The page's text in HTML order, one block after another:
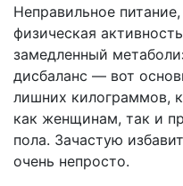
Неправильное
физическая
замедленный
дисбаланс — вот
лишних килограммов,
как женщинам, так и
пола. Зачастую
очень непросто.